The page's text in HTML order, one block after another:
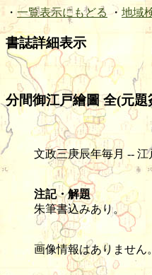
・ 一覧表示にもどる ・ 地域
書誌詳細表示
分間御江戸繪圖 全(元題
文政三庚辰年毎月 -- 江
注記・解題
朱筆書込みあり。
画像情報はありません。